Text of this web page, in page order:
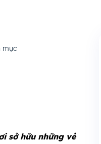
mục
sở hữu những vẻ